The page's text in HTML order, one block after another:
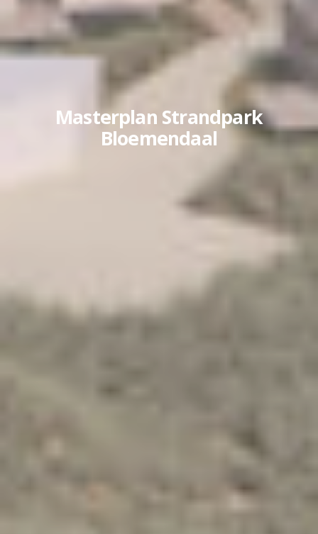
Masterplan Strandpark
Bloemendaal